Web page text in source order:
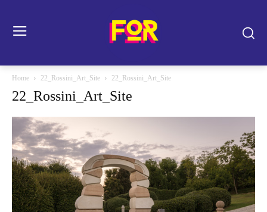
Home 22_Rossini_Art_Site 22_Rossini_Art_Site
22_Rossini_Art_Site